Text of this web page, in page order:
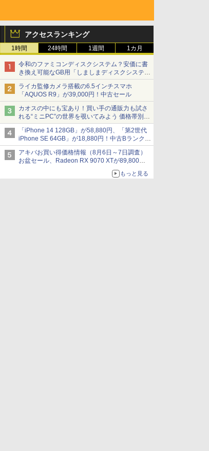
アクセスランキング
1時間 24時間 1週間 1カ月
令和のファミコンディスクシステム？安価に書
き換え可能なGB用「しましまディスクシステ
ム」
ライカ監修カメラ搭載の6.5インチスマホ
「AQUOS R9」が39,000円！中古セール
カオスの中にも宝あり！買い手の通販力も試さ
れる“ミニPC”の世界を覗いてみよう 価格帯別に
仕様や特徴を整理、11製品をピックアップ text
by 石川 ひさよし
「iPhone 14 128GB」が58,880円、「第2世代
iPhone SE 64GB」が18,880円！中古Bランク品
セール
アキバお買い得価格情報（8月6日～7日調査）
お盆セール、Radeon RX 9070 XTが89,800
円、水平周波数24.8kHz対応の17型モニターが
9,801円、暑さ指数連動セール ほか
もっと見る